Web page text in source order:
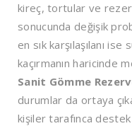
kireç, tortular ve
sonucunda değişik
en sık karşılaşılanı
kaçırmanın haricinde
Sanit Gömme
durumlar da ortaya
kişiler tarafınca